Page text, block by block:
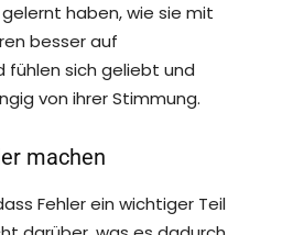
haben, wie sie mit
besser auf
fühlen sich geliebt und
von ihrer Stimmung.
machen
Fehler ein wichtiger Teil